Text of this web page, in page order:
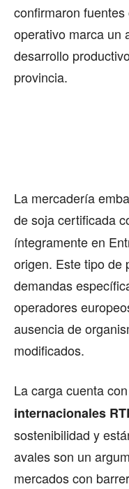
confirmaron
operativo marca un
desarrollo
provincia.
La mercadería
de soja certificada
íntegramente en
origen. Este tipo de
demandas
operadores
ausencia de
modificados.
La carga cuenta con
internacionales
sostenibilidad y
avales son un
mercados con